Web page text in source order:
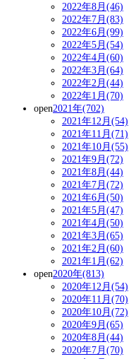
2022年8月(46)
2022年7月(83)
2022年6月(99)
2022年5月(54)
2022年4月(60)
2022年3月(64)
2022年2月(44)
2022年1月(70)
open2021年(702)
2021年12月(54)
2021年11月(71)
2021年10月(55)
2021年9月(72)
2021年8月(44)
2021年7月(72)
2021年6月(50)
2021年5月(47)
2021年4月(50)
2021年3月(65)
2021年2月(60)
2021年1月(62)
open2020年(813)
2020年12月(54)
2020年11月(70)
2020年10月(72)
2020年9月(65)
2020年8月(44)
2020年7月(70)